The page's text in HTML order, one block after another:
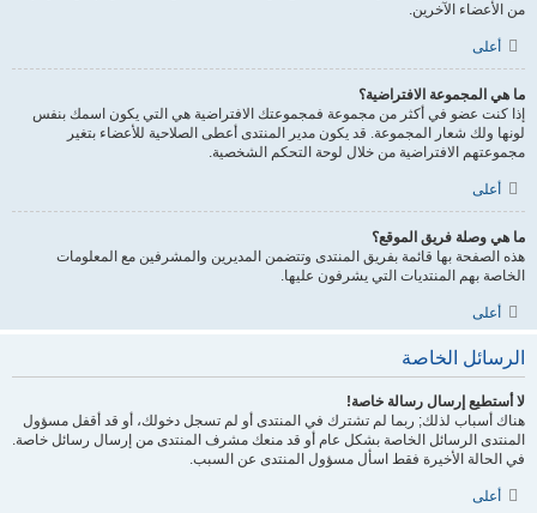
من الأعضاء الآخرين.
أعلى
ما هي المجموعة الافتراضية؟
إذا كنت عضو في أكثر من مجموعة فمجموعتك الافتراضية هي التي يكون اسمك بنفس
لونها ولك شعار المجموعة. قد يكون مدير المنتدى أعطى الصلاحية للأعضاء بتغير
مجموعتهم الافتراضية من خلال لوحة التحكم الشخصية.
أعلى
ما هي وصلة فريق الموقع؟
هذه الصفحة بها قائمة بفريق المنتدى وتتضمن المديرين والمشرفين مع المعلومات
الخاصة بهم المنتديات التي يشرفون عليها.
أعلى
الرسائل الخاصة
لا أستطيع إرسال رسالة خاصة!
هناك أسباب لذلك; ربما لم تشترك في المنتدى أو لم تسجل دخولك، أو قد أقفل مسؤول
المنتدى الرسائل الخاصة بشكل عام أو قد منعك مشرف المنتدى من إرسال رسائل خاصة.
في الحالة الأخيرة فقط اسأل مسؤول المنتدى عن السبب.
أعلى